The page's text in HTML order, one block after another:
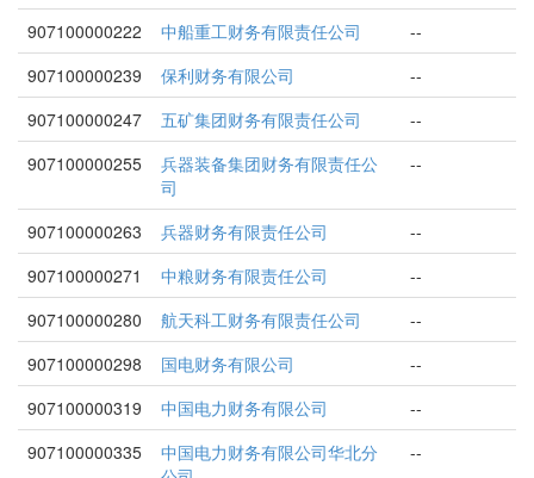
907100000222
中船重工财务有限责任公司
--
907100000239
保利财务有限公司
--
907100000247
五矿集团财务有限责任公司
--
907100000255
兵器装备集团财务有限责任公
司
--
907100000263 兵器财务有限责任公司
--
907100000271
中粮财务有限责任公司
--
907100000280
航天科工财务有限责任公司
--
907100000298
国电财务有限公司
--
907100000319
中国电力财务有限公司
--
907100000335
中国电力财务有限公司华北分
--